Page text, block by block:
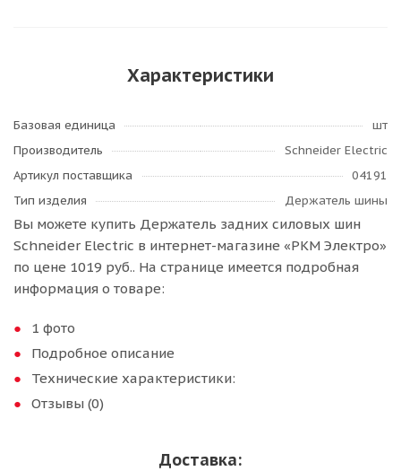
Характеристики
Базовая единица
шт
Производитель
Schneider Electric
Артикул поставщика
04191
Тип изделия
Держатель шины
Вы можете купить Держатель задних силовых шин
Schneider Electric в интернет-магазине «РКМ Электро»
по цене 1019 руб.. На странице имеется подробная
информация о товаре:
1 фото
Подробное описание
Технические характеристики:
Отзывы (0)
Доставка: